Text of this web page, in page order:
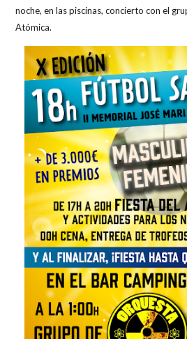
noche, en las piscinas, concierto con el
Atómica.